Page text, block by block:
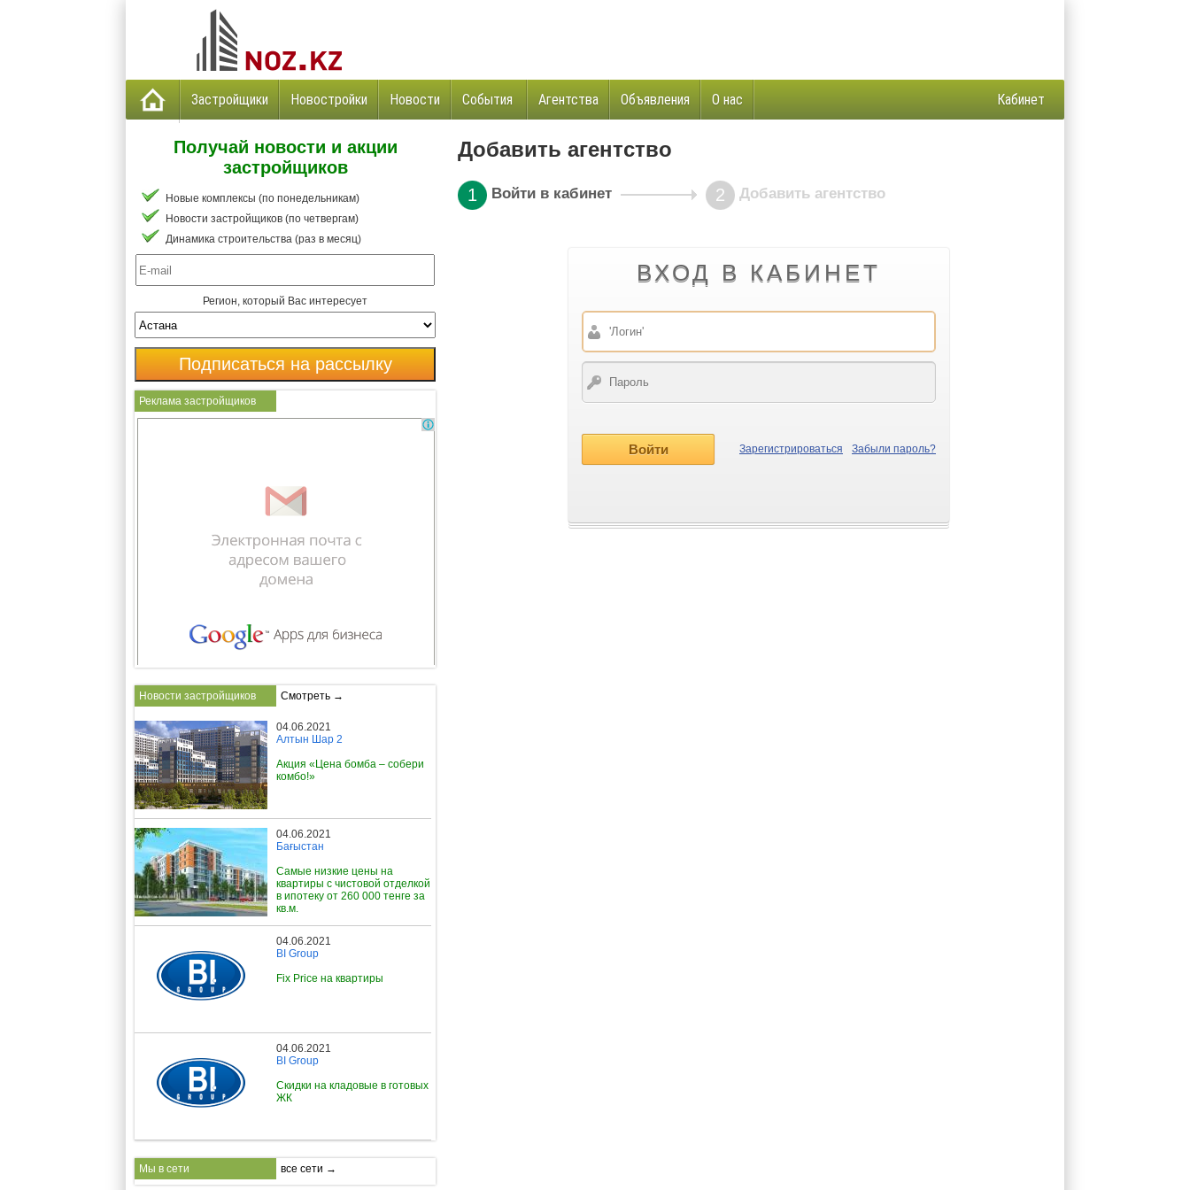
Застройщики Новостройки Новости События Агентства Объявления О нас Кабинет
Добавить агентство
1 Войти в кабинет 2 Добавить агентство
ВХОД В КАБИНЕТ
Забыли пароль?
Зарегистрироваться
Получай новости и акции
застройщиков
Новые комплексы (по понедельникам)
Новости застройщиков (по четвергам)
Динамика строительства (раз в месяц)
Регион, который Вас интересует
Реклама застройщиков
Новости застройщиков Смотреть →
04.06.2021
Алтын Шар 2
Акция «Цена бомба – собери
комбо!»
04.06.2021
Бағыстан
Самые низкие цены на
квартиры с чистовой отделкой
в ипотеку от 260 000 тенге за
кв.м.
04.06.2021
BI Group
Fix Price на квартиры
04.06.2021
BI Group
Скидки на кладовые в готовых
ЖК
Мы в сети все сети →